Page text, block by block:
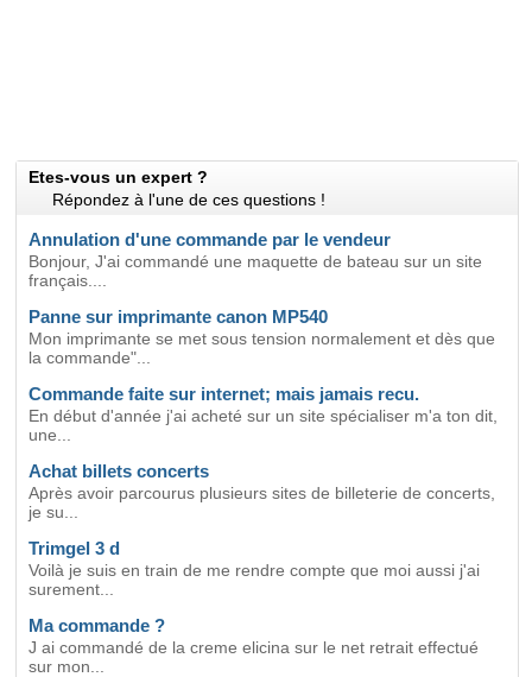
Etes-vous un expert ?
Répondez à l'une de ces questions !
Annulation d'une commande par le vendeur
Bonjour, J'ai commandé une maquette de bateau sur un site
français....
Panne sur imprimante canon MP540
Mon imprimante se met sous tension normalement et dès que
la commande"...
Commande faite sur internet; mais jamais recu.
En début d'année j'ai acheté sur un site spécialiser m'a ton dit,
une...
Achat billets concerts
Après avoir parcourus plusieurs sites de billeterie de concerts,
je su...
Trimgel 3 d
Voilà je suis en train de me rendre compte que moi aussi j'ai
surement...
Ma commande ?
J ai commandé de la creme elicina sur le net retrait effectué
sur mon...